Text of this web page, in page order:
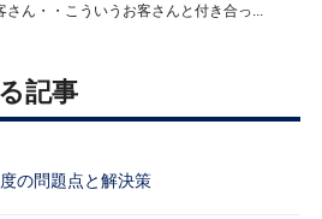
ん・・こういうお客さんと付き合っ...
記事
の問題点と解決策